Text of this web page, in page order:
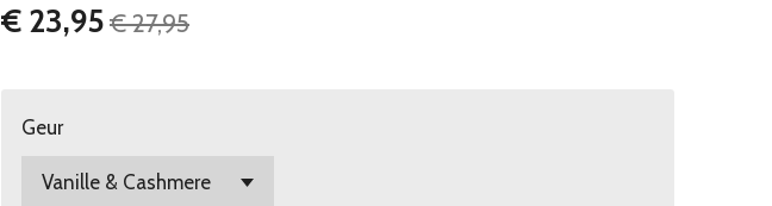
€ 23,95 € 27,95
Geur